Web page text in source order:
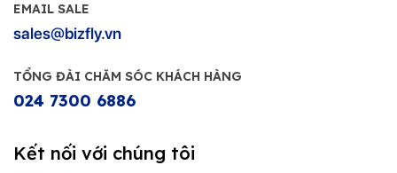
EMAIL SALE
sales@bizfly.vn
TỔNG ĐÀI CHĂM SÓC KHÁCH HÀNG
024 7300 6886
Kết nối với chúng tôi